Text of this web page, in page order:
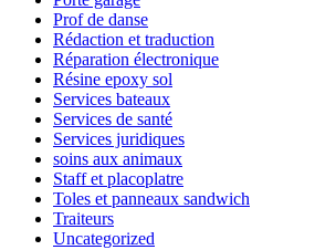
Prof de danse
Rédaction et traduction
Réparation électronique
Résine epoxy sol
Services bateaux
Services de santé
Services juridiques
soins aux animaux
Staff et placoplatre
Toles et panneaux sandwich
Traiteurs
Uncategorized